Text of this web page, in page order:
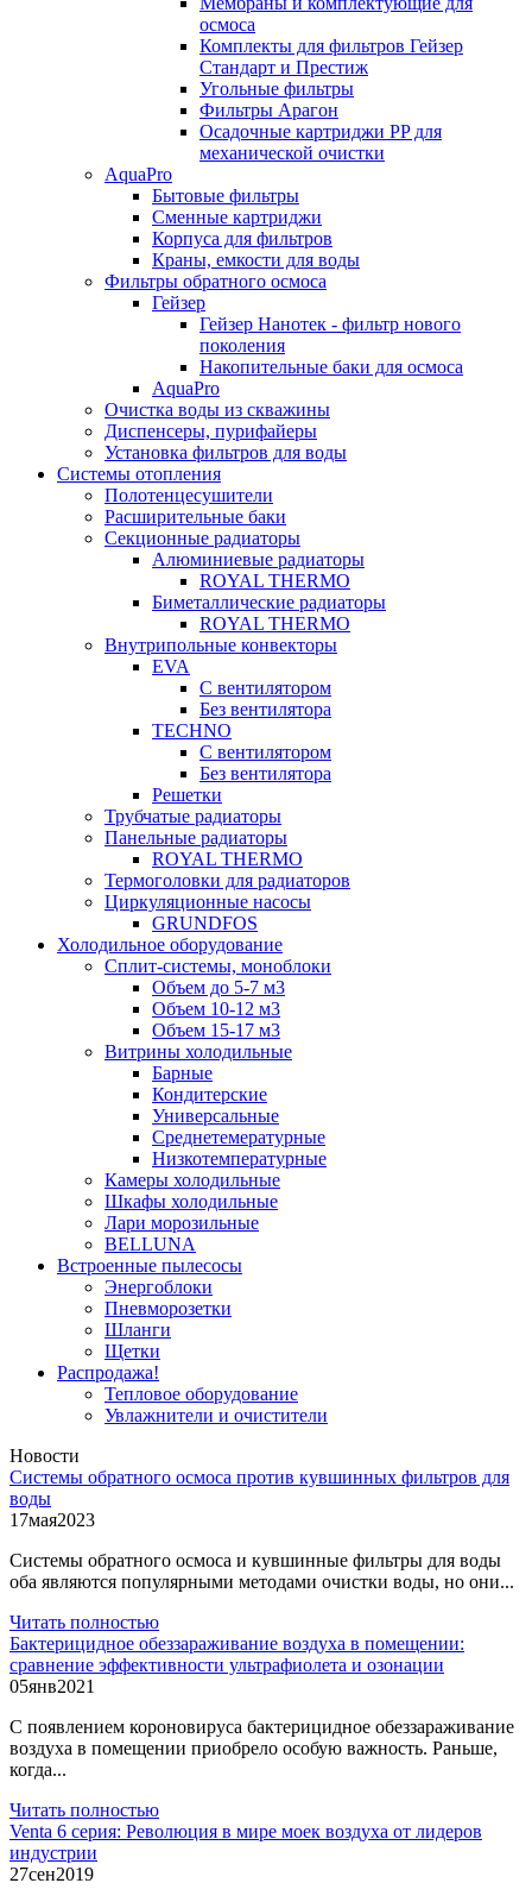
осмоса
Комплекты для фильтров Гейзер
Стандарт и Престиж
Угольные фильтры
Фильтры Арагон
Осадочные картриджи PP для
механической очистки
AquaPro
Бытовые фильтры
Сменные картриджи
Корпуса для фильтров
Краны, емкости для воды
Фильтры обратного осмоса
Гейзер
Гейзер Нанотек - фильтр нового
поколения
Накопительные баки для осмоса
AquaPro
Очистка воды из скважины
Диспенсеры, пурифайеры
Установка фильтров для воды
Системы отопления
Полотенцесушители
Расширительные баки
Секционные радиаторы
Алюминиевые радиаторы
ROYAL THERMO
Биметаллические радиаторы
ROYAL THERMO
Внутрипольные конвекторы
EVA
С вентилятором
Без вентилятора
TECHNO
С вентилятором
Без вентилятора
Решетки
Трубчатые радиаторы
Панельные радиаторы
ROYAL THERMO
Термоголовки для радиаторов
Циркуляционные насосы
GRUNDFOS
Холодильное оборудование
Сплит-системы, моноблоки
Объем до 5-7 м3
Объем 10-12 м3
Объем 15-17 м3
Витрины холодильные
Барные
Кондитерские
Универсальные
Среднетемературные
Низкотемпературные
Камеры холодильные
Шкафы холодильные
Лари морозильные
BELLUNA
Встроенные пылесосы
Энергоблоки
Пневморозетки
Шланги
Щетки
Распродажа!
Тепловое оборудование
Увлажнители и очистители
Новости
Системы обратного осмоса против кувшинных фильтров для
воды
17мая2023
Системы обратного осмоса и кувшинные фильтры для воды
оба являются популярными методами очистки воды, но они...
Читать полностью
Бактерицидное обеззараживание воздуха в помещении:
сравнение эффективности ультрафиолета и озонации
05янв2021
С появлением короновируса бактерицидное обеззараживание
воздуха в помещении приобрело особую важность. Раньше,
когда...
Читать полностью
Venta 6 серия: Революция в мире моек воздуха от лидеров
индустрии
27сен2019